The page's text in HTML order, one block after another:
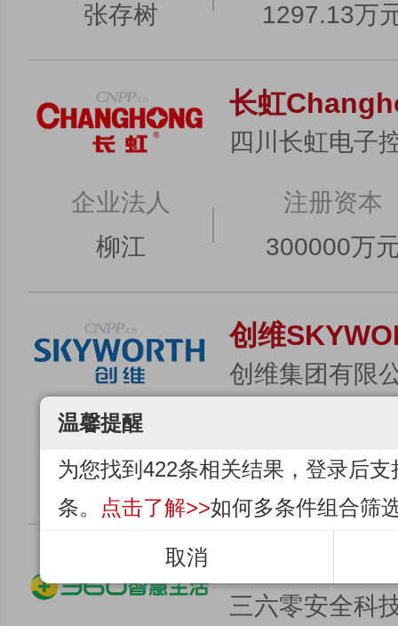
张存树
1297.13万
长虹
四川长虹电子
企业法人
柳江
注册资本
300000万
创维
创维集团有限
企业法人
林劲
183000万
三六零安全科
温馨提醒
为您找到422条相关结果，登录后
条。
点击了解>>如何多条件组合筛
取消